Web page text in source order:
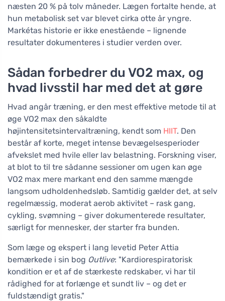
næsten 20 % på tolv måneder. Lægen fortalte hende, at
hun metabolisk set var blevet cirka otte år yngre.
Markétas historie er ikke enestående – lignende
resultater dokumenteres i studier verden over.
Sådan forbedrer du VO2 max, og
hvad livsstil har med det at gøre
Hvad angår træning, er den mest effektive metode til at
øge VO2 max den såkaldte
højintensitetsintervaltræning, kendt som HIIT. Den
består af korte, meget intense bevægelsesperioder
afvekslet med hvile eller lav belastning. Forskning viser,
at blot to til tre sådanne sessioner om ugen kan øge
VO2 max mere markant end den samme mængde
langsom udholdenhedsløb. Samtidig gælder det, at selv
regelmæssig, moderat aerob aktivitet – rask gang,
cykling, svømning – giver dokumenterede resultater,
særligt for mennesker, der starter fra bunden.
Som læge og ekspert i lang levetid Peter Attia
bemærkede i sin bog Outlive: "Kardiorespiratorisk
kondition er et af de stærkeste redskaber, vi har til
rådighed for at forlænge et sundt liv – og det er
fuldstændigt gratis."